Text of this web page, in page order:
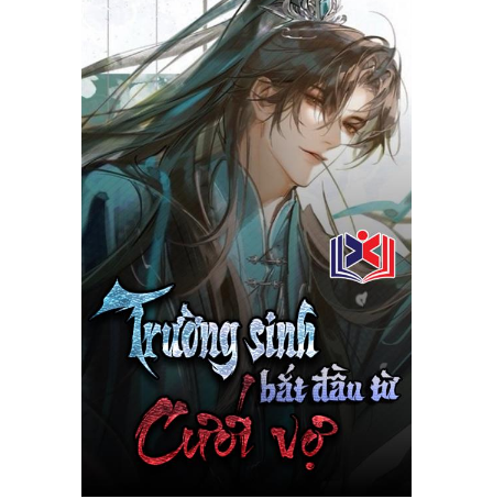
Truyện Mới Ra
Hoàn Thành
Truyện Convert